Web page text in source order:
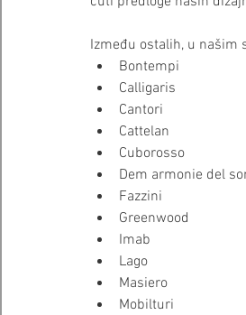
Između ostalih, u našim
Bontempi
Calligaris
Cantori
Cattelan
Cuborosso
Dem armonie del
Fazzini
Greenwood
Imab
Lago
Masiero
Mobilturi